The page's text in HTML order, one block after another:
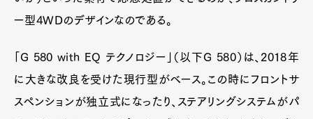
ー型4WDのデザインなのである。
「G 580 with EQ テクノロジー」（以下G 580）は、2018年
に大きな改良を受けた現行型がベース。この時にフロントサ
スペンションが独立式になったり、ステアリングシステムがパ